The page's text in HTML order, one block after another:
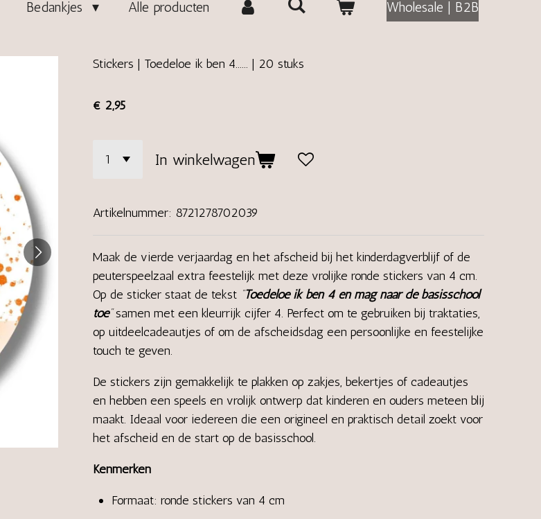
Bedankjes Alle producten Wholesale | B2B
Stickers | Toedeloe ik ben 4...... | 20 stuks
€ 2,95
In winkelwagen
Artikelnummer: 8721278702039
Maak de vierde verjaardag en het afscheid bij het kinderdagverblijf of de
peuterspeelzaal extra feestelijk met deze vrolijke ronde stickers van 4 cm.
Op de sticker staat de tekst “Toedeloe ik ben 4 en mag naar de basisschool
toe”samen met een kleurrijk cijfer 4. Perfect om te gebruiken bij traktaties,
op uitdeelcadeautjes of om de afscheidsdag een persoonlijke en feestelijke
touch te geven.
De stickers zijn gemakkelijk te plakken op zakjes, bekertjes of cadeautjes
en hebben een speels en vrolijk ontwerp dat kinderen en ouders meteen blij
maakt. Ideaal voor iedereen die een origineel en praktisch detail zoekt voor
het afscheid en de start op de basisschool.
Kenmerken
Formaat: ronde stickers van 4 cm